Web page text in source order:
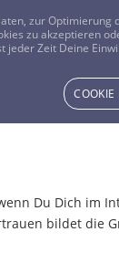
Du Dich im
bildet die
zur
zu akzeptieren
Zeit Deine
COOKIE